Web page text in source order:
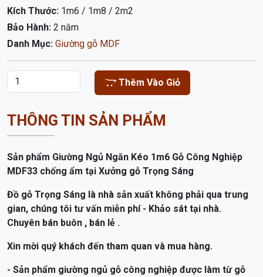
Kích Thước: 1m6 / 1m8 / 2m2
Bảo Hành: 2 năm
Danh Mục: Giường gỗ MDF
Thêm Vào Giỏ
THÔNG TIN SẢN PHẨM
Sản phẩm Giường Ngủ Ngăn Kéo 1m6 Gỗ Công Nghiệp
MDF33 chống ẩm tại Xưởng gỗ Trọng Sáng
Đồ gỗ Trọng Sáng là nhà sản xuất không phải qua trung
gian, chúng tôi tư vấn miễn phí - Khảo sát tại nhà.
Chuyên bán buôn , bán lẻ .
Xin mời quý khách đến tham quan và mua hàng.
- Sản phẩm giường ngủ gỗ công nghiệp được làm từ gỗ